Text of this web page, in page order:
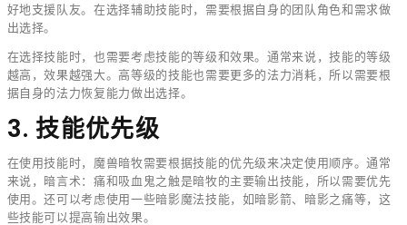
好地支援队友。在选择辅助技能时，需要根据自身的团队角色和需求做
出选择。
在选择技能时，也需要考虑技能的等级和效果。通常来说，技能的等级
越高，效果越强大。高等级的技能也需要更多的法力消耗，所以需要根
据自身的法力恢复能力做出选择。
3. 技能优先级
在使用技能时，魔兽暗牧需要根据技能的优先级来决定使用顺序。通常
来说，暗言术：痛和吸血鬼之触是暗牧的主要输出技能，所以需要优先
使用。还可以考虑使用一些暗影魔法技能，如暗影箭、暗影之痛等，这
些技能可以提高输出效果。